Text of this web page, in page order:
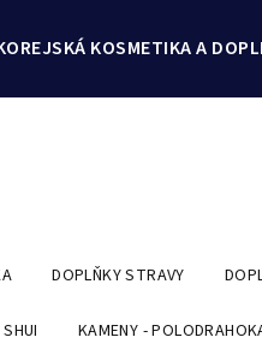
KOSMETIKA A
DOPLŇKY STRAVY
KAMENY -